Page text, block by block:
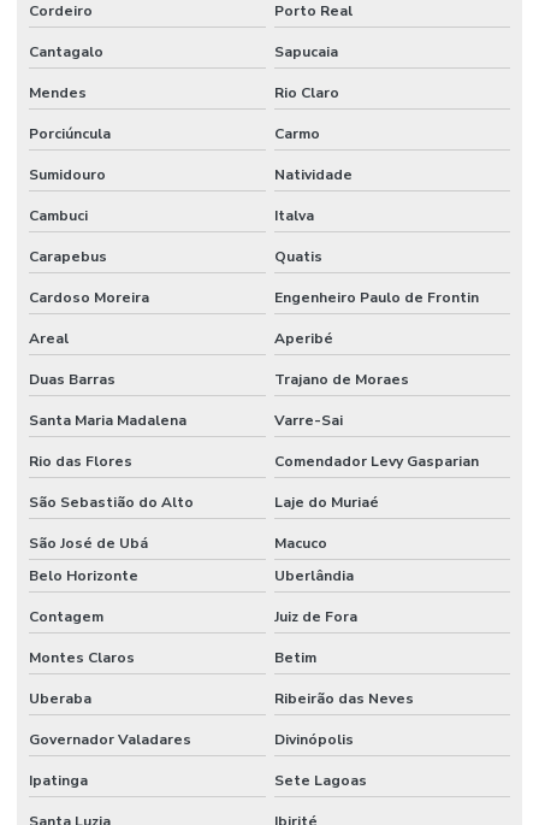
Cordeiro Porto Real
Cantagalo Sapucaia
Mendes Rio Claro
Porciúncula Carmo
Sumidouro Natividade
Cambuci Italva
Carapebus Quatis
Cardoso Moreira Engenheiro Paulo de Frontin
Areal Aperibé
Duas Barras Trajano de Moraes
Santa Maria Madalena Varre-Sai
Rio das Flores Comendador Levy Gasparian
São Sebastião do Alto Laje do Muriaé
São José de Ubá
Macuco
Belo Horizonte
Uberlândia
Contagem Juiz de Fora
Montes Claros Betim
Uberaba Ribeirão das Neves
Governador Valadares Divinópolis
Ipatinga Sete Lagoas